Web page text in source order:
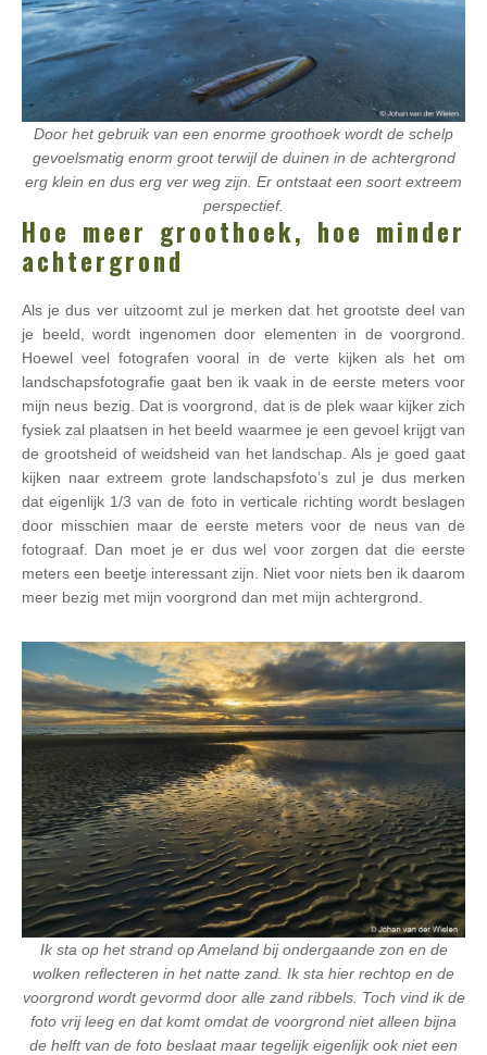
Door het gebruik van een enorme groothoek wordt de schelp
gevoelsmatig enorm groot terwijl de duinen in de achtergrond
erg klein en dus erg ver weg zijn. Er ontstaat een soort extreem
perspectief.
Hoe meer groothoek, hoe minder
achtergrond
Als je dus ver uitzoomt zul je merken dat het grootste deel van
je beeld, wordt ingenomen door elementen in de voorgrond.
Hoewel veel fotografen vooral in de verte kijken als het om
landschapsfotografie gaat ben ik vaak in de eerste meters voor
mijn neus bezig. Dat is voorgrond, dat is de plek waar kijker zich
fysiek zal plaatsen in het beeld waarmee je een gevoel krijgt van
de grootsheid of weidsheid van het landschap. Als je goed gaat
kijken naar extreem grote landschapsfoto’s zul je dus merken
dat eigenlijk 1/3 van de foto in verticale richting wordt beslagen
door misschien maar de eerste meters voor de neus van de
fotograaf. Dan moet je er dus wel voor zorgen dat die eerste
meters een beetje interessant zijn. Niet voor niets ben ik daarom
meer bezig met mijn voorgrond dan met mijn achtergrond.
Ik sta op het strand op Ameland bij ondergaande zon en de
wolken reflecteren in het natte zand. Ik sta hier rechtop en de
voorgrond wordt gevormd door alle zand ribbels. Toch vind ik de
foto vrij leeg en dat komt omdat de voorgrond niet alleen bijna
de helft van de foto beslaat maar tegelijk eigenlijk ook niet een